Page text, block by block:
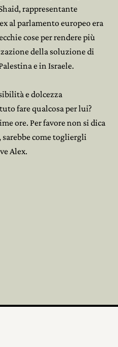
rappresentante
al parlamento europeo era
cose per rendere più
della soluzione di
e in Israele.
e dolcezza
fare qualcosa per lui?
ore. Per favore non si dica
sarebbe come togliergli
Alex.